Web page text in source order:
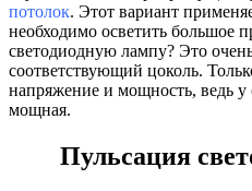
потолок. Этот вариант
необходимо осветить большое
светодиодную лампу? Это
соответствующий цоколь.
напряжение и мощность, ведь
мощная.
Пульсация